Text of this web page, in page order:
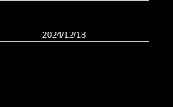
2024/12/18